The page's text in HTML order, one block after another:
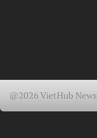
@2026 VietHub News